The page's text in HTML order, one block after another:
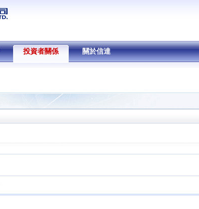
投資者關係 關於信達